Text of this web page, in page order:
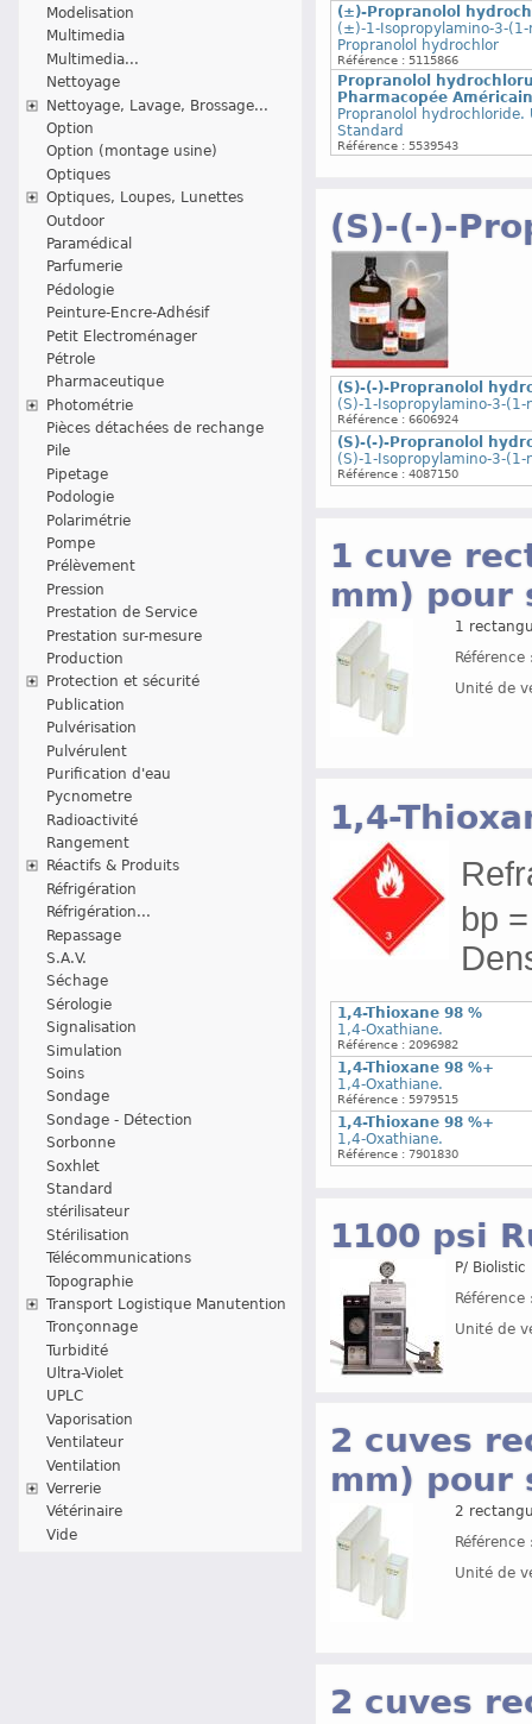
Modelisation
Multimedia
Multimedia...
Nettoyage
Nettoyage, Lavage, Brossage...
Option
Option (montage usine)
Optiques
Optiques, Loupes, Lunettes
Outdoor
Paramédical
Parfumerie
Pédologie
Peinture-Encre-Adhésif
Petit Electroménager
Pétrole
Pharmaceutique
Photométrie
Pièces détachées de rechange
Pile
Pipetage
Podologie
Polarimétrie
Pompe
Prélèvement
Pression
Prestation de Service
Prestation sur-mesure
Production
Protection et sécurité
Publication
Pulvérisation
Pulvérulent
Purification d'eau
Pycnometre
Radioactivité
Rangement
Réactifs & Produits
Réfrigération
Réfrigération...
Repassage
S.A.V.
Séchage
Sérologie
Signalisation
Simulation
Soins
Sondage
Sondage - Détection
Sorbonne
Soxhlet
Standard
stérilisateur
Stérilisation
Télécommunications
Topographie
Transport Logistique Manutention
Tronçonnage
Turbidité
Ultra-Violet
UPLC
Vaporisation
Ventilateur
Ventilation
Verrerie
Vétérinaire
Vide
(±)-Propranolol
(±)-1-Isopropylamino-3-
Propranolol hydrochlor
Référence : 5115866
Propranolol
Pharmacopée
Propranolol hydrochloride.
Standard
Référence : 5539543
(S)-(-)-
(S)-(-)-Propranolol
(S)-1-Isopropylamino-3-
Référence : 6606924
(S)-(-)-Propranolol
(S)-1-Isopropylamino-3-
Référence : 4087150
1 cuve
mm) pour
1
Unité de
1,4-
bp
1,4-Thioxane 98 %
1,4-Oxathiane.
Référence : 2096982
1,4-Thioxane 98 %+
1,4-Oxathiane.
Référence : 5979515
1,4-Thioxane 98 %+
1,4-Oxathiane.
Référence : 7901830
1100 psi
P/
Unité de
2 cuves
mm) pour
2
Unité de
2 cuves